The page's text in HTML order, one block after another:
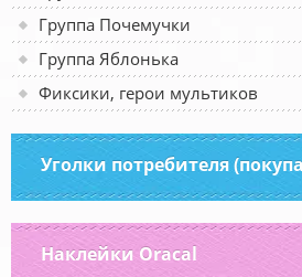
Группа Почемучки
Группа Яблонька
Фиксики, герои мультиков
Уголки потребителя
Наклейки Oracal